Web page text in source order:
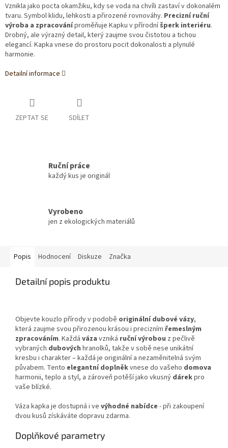
Vznikla jako pocta okamžiku, kdy se voda na chvíli zastaví v dokonalém
tvaru. Symbol klidu, lehkosti a přirozené rovnováhy. Precizní ruční
výroba a zpracováníproměňuje Kapku v přírodníšperk interiéru.
Drobný, ale výrazný detail, který zaujme svou čistotou a tichou
elegancí. Kapka vnese do prostoru pocit dokonalosti a plynulé
harmonie.
Detailní informace
ZEPTAT SE SDÍLET
Ruční práce
každý kus je originál
Vyrobeno
jen z ekologických materiálů
Popis Hodnocení Diskuze Značka
Detailní popis produktu
Objevte kouzlo přírody v podobě originální dubové vázy,
která zaujme svou přirozenou krásou i precizním řemeslným
zpracováním. Každá váza vzniká ruční výrobou z pečlivě
vybraných dubových hranolků, takže v sobě nese unikátní
kresbu i charakter – každá je originální a nezaměnitelná svým
půvabem. Tento elegantní doplněkvnese do vašeho domova
harmonii, teplo a styl, a zároveň potěší jako vkusný dárekpro
vaše blízké.
Váza kapka je dostupná i ve výhodné nabídce - při zakoupení
dvou kusů získáváte dopravu zdarma.
Doplňkové parametry